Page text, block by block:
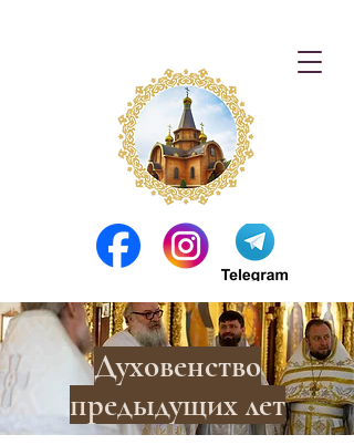
Духовенство
предыдущих лет